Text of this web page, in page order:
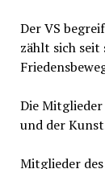
Der VS
zählt sich
Die
und der
Mitglieder